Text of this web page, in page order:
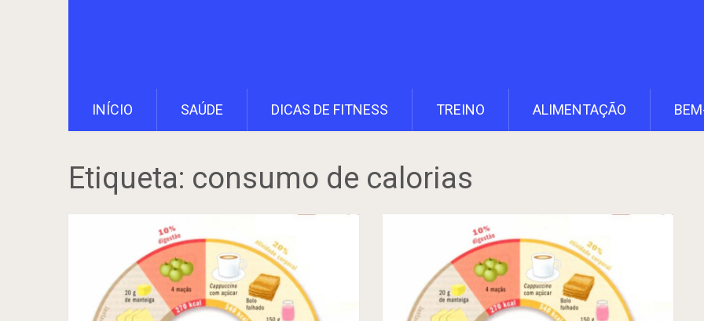
INÍCIO SAÚDE DICAS DE FITNESS TREINO ALIMENTAÇÃO
Etiqueta: consumo de calorias